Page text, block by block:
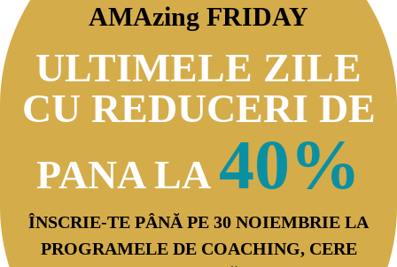
AMAzing FRIDAY
ULTIMELE ZILE
CU REDUCERI DE
PANA LA40%
ÎNSCRIE-TE PÂNĂ PE 30 NOIEMBRIE LA
PROGRAMELE DE COACHING, CERE